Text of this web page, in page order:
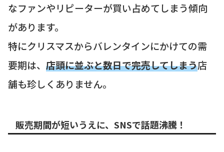
なファンやリピーターが買い占めてしまう傾向
があります。
特にクリスマスからバレンタインにかけての需
要期は、 店頭に並ぶと数日で完売してしまう店
舗も珍しくありません。
販売期間が短いうえに、SNSで話題沸騰！